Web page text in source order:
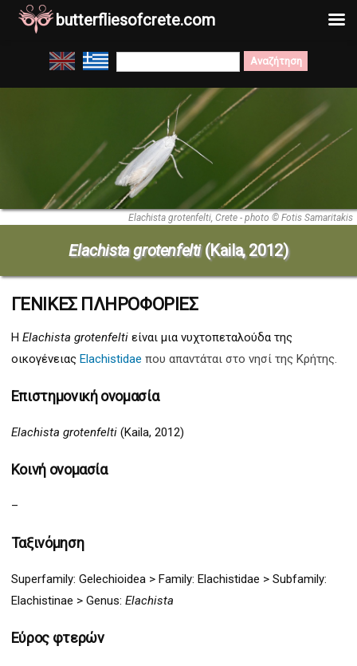
Μετάβαση
στο
Search
for:
Elachista grotenfelti, Crete - photo © Fotis Samaritakis
Elachista grotenfelti(Kaila, 2012)
ΓΕΝΙΚΕΣ ΠΛΗΡΟΦΟΡΙΕΣ
Η Elachista grotenfeltiείναι μια νυχτοπεταλούδα της
οικογένειας Elachistidae που απαντάται στο νησί της Κρήτης.
Επιστημονική ονομασία
Elachista grotenfelti (Kaila, 2012)
Κοινή ονομασία
–
Ταξινόμηση
Superfamily: Gelechioidea > Family: Elachistidae > Subfamily:
Elachistinae > Genus: Elachista
Εύρος φτερών
butterfliesofcrete.com